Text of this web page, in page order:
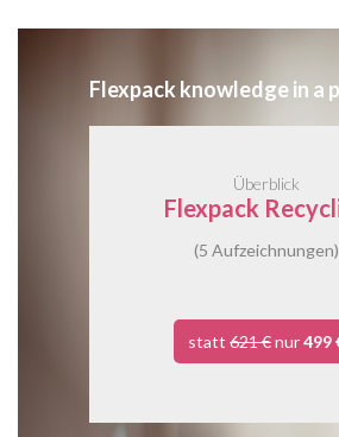
Flexpack knowledge in a
Überblick
Flexpack
(5 Aufzeichnungen)
statt 621 €nur499